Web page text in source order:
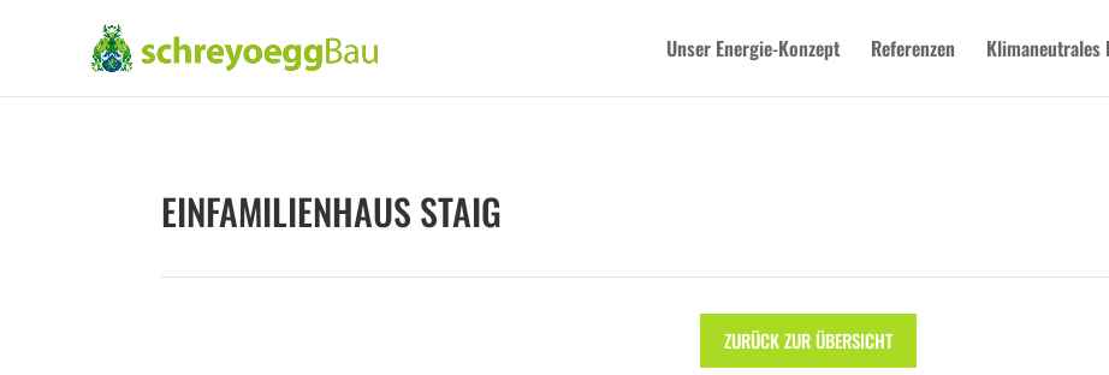
Unser Energie-Konzept Referenzen Klimaneutrales
EINFAMILIENHAUS STAIG
ZURÜCK ZUR ÜBERSICHT